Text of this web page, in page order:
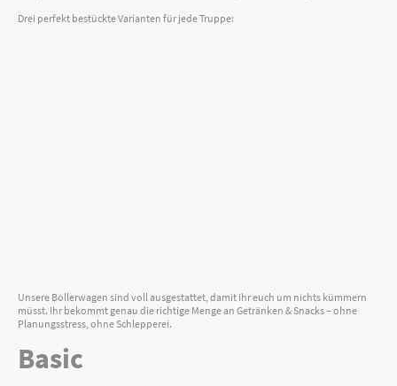
Drei perfekt bestückte Varianten für jede Truppe:
Unsere Bollerwagen sind voll ausgestattet, damit ihr euch um nichts kümmern
müsst. Ihr bekommt genau die richtige Menge an Getränken & Snacks – ohne
Planungsstress, ohne Schlepperei.
Basic